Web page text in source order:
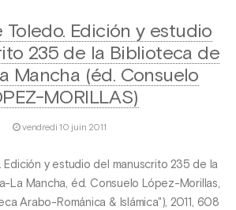
Toledo. Edición y estudio
235 de la Biblioteca de
Mancha (éd. Consuelo
MORILLAS)
vendredi 10 juin 2011
Edición y estudio del manuscrito 235 de la
La Mancha, éd. Consuelo López-Morillas,
Arabo-Románica & Islámica"), 2011, 608